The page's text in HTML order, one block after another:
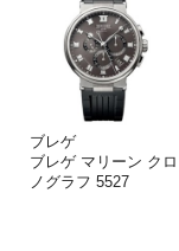
ブレゲ
ブレゲ マリーン クロ
ノグラフ 5527